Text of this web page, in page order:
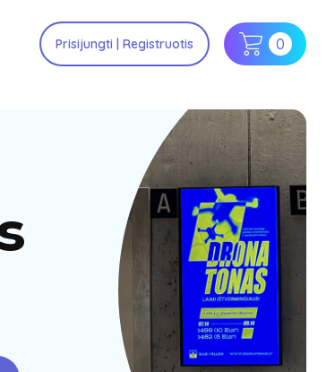
Prisijungti | Registruotis 0